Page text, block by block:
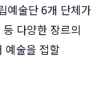
예술단 6개 단체가
다양한 장르의
예술을 접할